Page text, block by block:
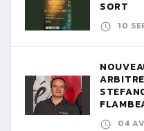
SORT
10
04